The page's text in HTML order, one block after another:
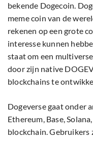
bekende Dogecoin.
meme coin van de
rekenen op een grote
interesse kunnen
staat om een
door zijn native
blockchains te
Dogeverse gaat onder
Ethereum, Base,
blockchain.